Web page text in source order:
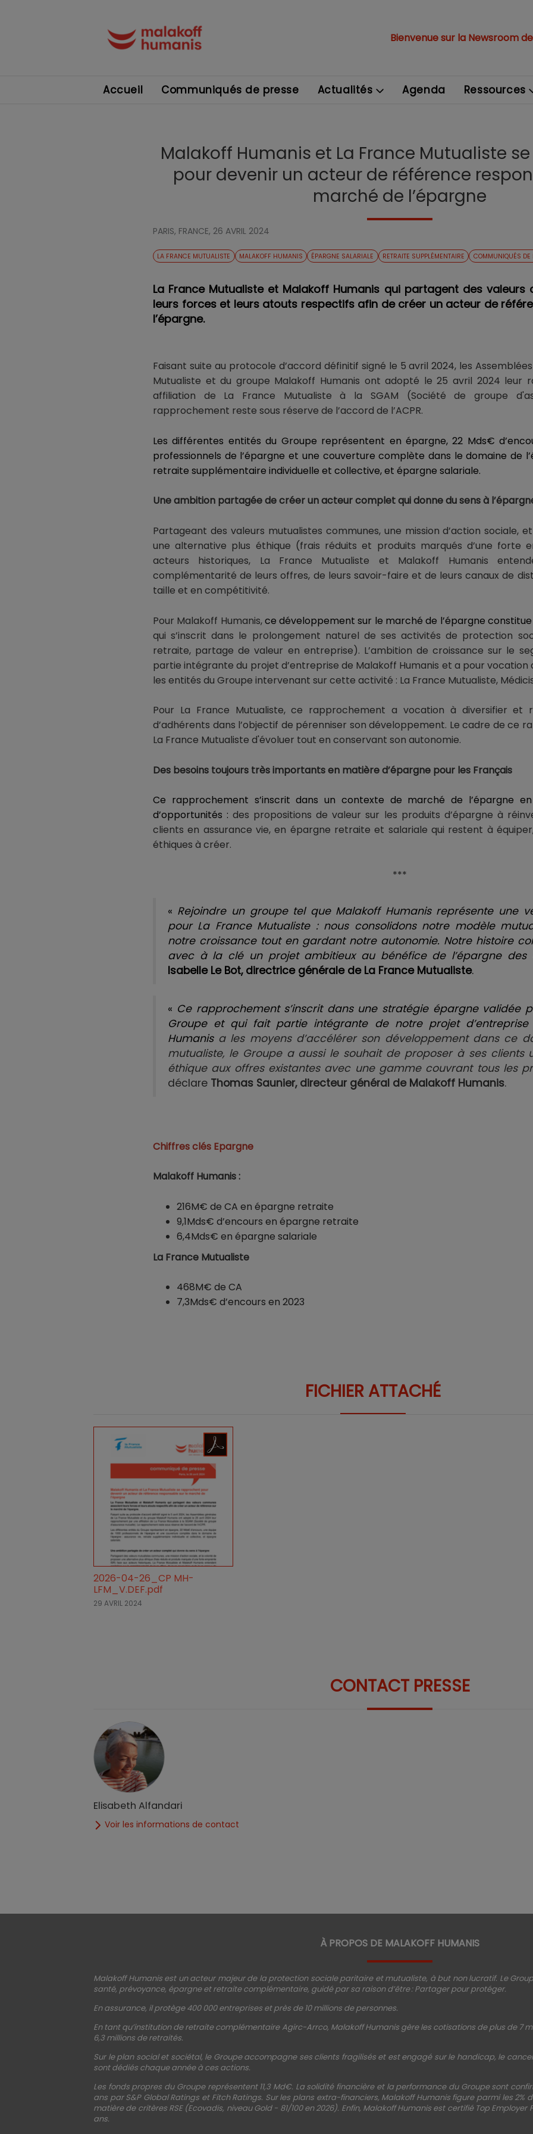
Bienvenue sur la Newsroom
Accueil Communiqués de presse Actualités Agenda Ressources
Malakoff Humanis et La France Mutualiste
pour devenir un acteur de référence
marché de l’épargne
PARIS, FRANCE, 26 AVRIL 2024
LA FRANCE MUTUALISTE MALAKOFF HUMANIS ÉPARGNE SALARIALE RETRAITE SUPPLÉMENTAIRE COMMUNIQUÉS DE
La France Mutualiste et Malakoff Humanis qui partagent des valeurs
leurs forces et leurs atouts respectifs afin de créer un acteur de
l’épargne.
Faisant suite au protocole d’accord définitif signé le 5 avril 2024, les
Mutualiste et du groupe Malakoff Humanis ont adopté le 25 avril 2024 leur
affiliation de La France Mutualiste à la SGAM (Société de groupe
rapprochement reste sous réserve de l’accord de l’ACPR.
Les différentes entités du Groupe représentent en épargne, 22 Mds€
professionnels de l’épargne et une couverture complète dans le domaine de
retraite supplémentaire individuelle et collective, et épargne salariale.
Une ambition partagée de créer un acteur complet qui donne du sens à
Partageant des valeurs mutualistes communes, une mission d’action sociale,
une alternative plus éthique (frais réduits et produits marqués d’une forte
acteurs historiques, La France Mutualiste et Malakoff Humanis
complémentarité de leurs offres, de leurs savoir-faire et de leurs canaux de
taille et en compétitivité.
Pour Malakoff Humanis,ce développement sur le marché de l’épargne
qui s’inscrit dans le prolongement naturel de ses activités de protection
retraite, partage de valeur en entreprise). L’ambition de croissance sur le
partie intégrante du projet d’entreprise de Malakoff Humanis et a pour
les entités du Groupe intervenant sur cette activité : La France Mutualiste,
Pour La France Mutualiste, ce rapprochement a vocation à diversifier et
d’adhérents dans l’objectif de pérenniser son développement. Le cadre de ce
La France Mutualiste d'évoluer tout en conservant son autonomie.
Des besoins toujours très importants en matière d’épargne pour les Français
Ce rapprochement s’inscrit dans un contexte de marché de l’épargne
d’opportunités :des propositions de valeur sur les produits d’épargne à
clients en assurance vie, en épargne retraite et salariale qui restent à
éthiques à créer.
***
« Rejoindre un groupe tel que Malakoff Humanis représente une
pour La France Mutualiste : nous consolidons notre modèle
notre croissance tout en gardant notre autonomie. Notre histoire
avec à la clé un projet ambitieux au bénéfice de l’épargne des
Isabelle Le Bot, directrice générale de La France Mutualiste.
« Ce rapprochement s’inscrit dans une stratégie épargne validée
Groupe et qui fait partie intégrante de notre projet d’entreprise
Humanis a les moyens d’accélérer son développement dans ce
mutualiste, le Groupe a aussi le souhait de proposer à ses clients
éthique aux offres existantes avec une gamme couvrant tous les
déclare Thomas Saunier, directeur général de Malakoff Humanis.
Chiffres clés Epargne
Malakoff Humanis :
216M€ de CA en épargne retraite
9,1Mds€ d’encours en épargne retraite
6,4Mds€ en épargne salariale
La France Mutualiste
468M€ de CA
7,3Mds€ d’encours en 2023
FICHIER ATTACHÉ
2026-04-26_CP MH-
LFM_V.DEF.pdf
29 AVRIL 2024
CONTACT PRESSE
Elisabeth Alfandari
Voir les informations de contact
À PROPOS DE MALAKOFF HUMANIS
Malakoff Humanis est un acteur majeur de la protection sociale paritaire et mutualiste, à but non lucratif. Le
santé, prévoyance, épargne et retraite complémentaire, guidé par sa raison d’être : Partager pour protéger.
En assurance, il protège 400 000 entreprises et près de 10 millions de personnes.
En tant qu’institution de retraite complémentaire Agirc-Arrco, Malakoff Humanis gère les cotisations de plus de 7
6,3 millions de retraités.
Sur le plan social et sociétal, le Groupe accompagne ses clients fragilisés et est engagé sur le handicap, le
sont dédiés chaque année à ces actions.
Les fonds propres du Groupe représentent 11,3 Md€. La solidité financière et la performance du Groupe sont
ans par S&P Global Ratings et Fitch Ratings. Sur les plans extra-financiers, Malakoff Humanis figure parmi les 2%
matière de critères RSE (Ecovadis, niveau Gold - 81/100 en 2026). Enfin, Malakoff Humanis est certifié Top
ans.